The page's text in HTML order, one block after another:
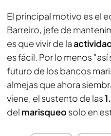
El principal motivo es el
Barreiro, jefe de
es que vivir de la
es fácil. Por lo menos
futuro de los bancos
almejas que ahora
viene, el sustento de las
del marisqueo solo en